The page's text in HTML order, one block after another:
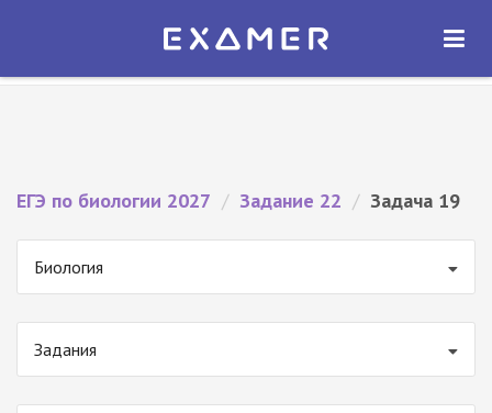
Экзамер — ЕГЭ 2027
ОТКРЫТЬ
ЕГЭ по биологии 2027 / Задание 22 / Задача 19
Биология
Задания